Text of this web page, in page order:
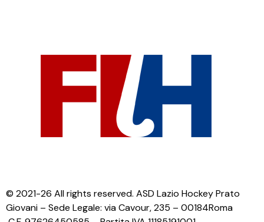
© 2021-26 All rights reserved. ASD Lazio Hockey Prato
Giovani – Sede Legale: via Cavour, 235 – 00184Roma